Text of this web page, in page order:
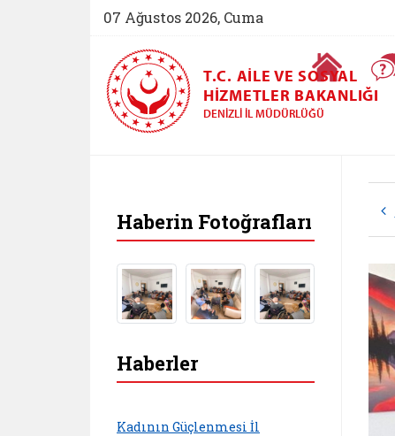
07 Ağustos 2026, Cuma
Ana Sayfa
T.C. AILE VE SOSYAL
HIZMETLER BAKANLIĞI
DENIZLI İL MÜDÜRLÜĞÜ
Haberin Fotoğrafları
Haberler
Kadının Güçlenmesi İl